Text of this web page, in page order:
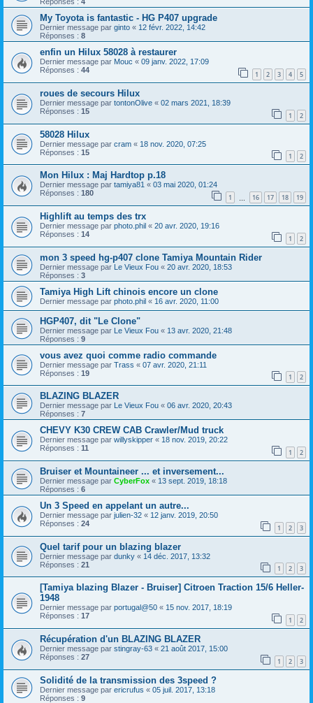
Réponses : 4
My Toyota is fantastic - HG P407 upgrade
Dernier message par ginto « 12 févr. 2022, 14:42
Réponses : 8
enfin un Hilux 58028 à restaurer
Dernier message par Mouc « 09 janv. 2022, 17:09
Réponses : 44 1 2 3 4 5
roues de secours Hilux
Dernier message par tontonOlive « 02 mars 2021, 18:39
Réponses : 15 1 2
58028 Hilux
Dernier message par cram « 18 nov. 2020, 07:25
Réponses : 15 1 2
Mon Hilux : Maj Hardtop p.18
Dernier message par tamiya81 « 03 mai 2020, 01:24
Réponses : 180 1 16 17 18 19
Highlift au temps des trx
Dernier message par photo.phil « 20 avr. 2020, 19:16
Réponses : 14 1 2
mon 3 speed hg-p407 clone Tamiya Mountain Rider
Dernier message par Le Vieux Fou « 20 avr. 2020, 18:53
Réponses : 3
Tamiya High Lift chinois encore un clone
Dernier message par photo.phil « 16 avr. 2020, 11:00
HGP407, dit "Le Clone"
Dernier message par Le Vieux Fou « 13 avr. 2020, 21:48
Réponses : 9
vous avez quoi comme radio commande
Dernier message par Trass « 07 avr. 2020, 21:11
Réponses : 19 1 2
BLAZING BLAZER
Dernier message par Le Vieux Fou « 06 avr. 2020, 20:43
Réponses : 7
CHEVY K30 CREW CAB Crawler/Mud truck
Dernier message par willyskipper « 18 nov. 2019, 20:22
Réponses : 11 1 2
Bruiser et Mountaineer ... et inversement...
Dernier message par CyberFox « 13 sept. 2019, 18:18
Réponses : 6
Un 3 Speed en appelant un autre...
Dernier message par julien-32 « 12 janv. 2019, 20:50
Réponses : 24 1 2 3
Quel tarif pour un blazing blazer
Dernier message par dunky « 14 déc. 2017, 13:32
Réponses : 21 1 2 3
[Tamiya blazing Blazer - Bruiser] Citroen Traction 15/6 Heller-
1948
Dernier message par portugal@50 « 15 nov. 2017, 18:19
Réponses : 17 1 2
Récupération d'un BLAZING BLAZER
Dernier message par stingray-63 « 21 août 2017, 15:00
Réponses : 27 1 2 3
Solidité de la transmission des 3speed ?
Dernier message par ericrufus « 05 juil. 2017, 13:18
Réponses : 9